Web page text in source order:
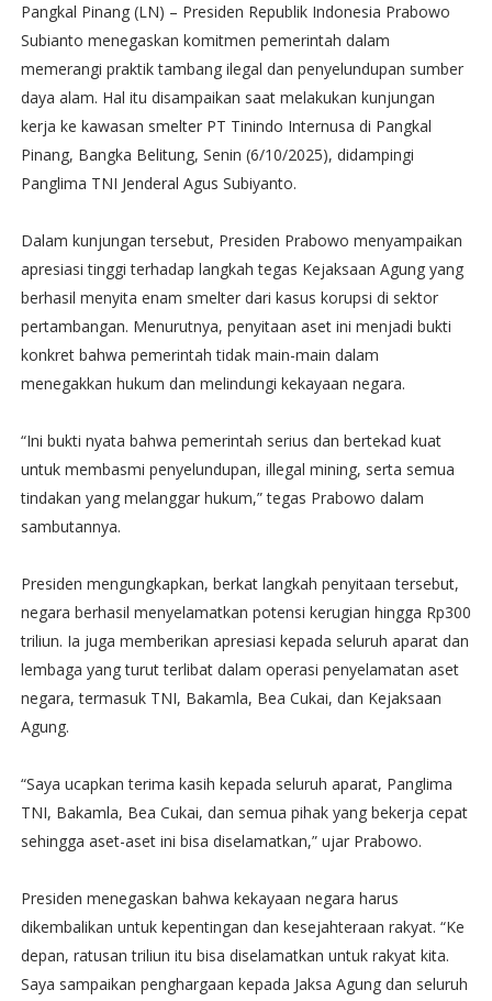
Pangkal Pinang (LN) – Presiden Republik Indonesia Prabowo
Subianto menegaskan komitmen pemerintah dalam
memerangi praktik tambang ilegal dan penyelundupan sumber
daya alam. Hal itu disampaikan saat melakukan kunjungan
kerja ke kawasan smelter PT Tinindo Internusa di Pangkal
Pinang, Bangka Belitung, Senin (6/10/2025), didampingi
Panglima TNI Jenderal Agus Subiyanto.
Dalam kunjungan tersebut, Presiden Prabowo menyampaikan
apresiasi tinggi terhadap langkah tegas Kejaksaan Agung yang
berhasil menyita enam smelter dari kasus korupsi di sektor
pertambangan. Menurutnya, penyitaan aset ini menjadi bukti
konkret bahwa pemerintah tidak main-main dalam
menegakkan hukum dan melindungi kekayaan negara.
“Ini bukti nyata bahwa pemerintah serius dan bertekad kuat
untuk membasmi penyelundupan, illegal mining, serta semua
tindakan yang melanggar hukum,” tegas Prabowo dalam
sambutannya.
Presiden mengungkapkan, berkat langkah penyitaan tersebut,
negara berhasil menyelamatkan potensi kerugian hingga Rp300
triliun. Ia juga memberikan apresiasi kepada seluruh aparat dan
lembaga yang turut terlibat dalam operasi penyelamatan aset
negara, termasuk TNI, Bakamla, Bea Cukai, dan Kejaksaan
Agung.
“Saya ucapkan terima kasih kepada seluruh aparat, Panglima
TNI, Bakamla, Bea Cukai, dan semua pihak yang bekerja cepat
sehingga aset-aset ini bisa diselamatkan,” ujar Prabowo.
Presiden menegaskan bahwa kekayaan negara harus
dikembalikan untuk kepentingan dan kesejahteraan rakyat. “Ke
depan, ratusan triliun itu bisa diselamatkan untuk rakyat kita.
Saya sampaikan penghargaan kepada Jaksa Agung dan seluruh